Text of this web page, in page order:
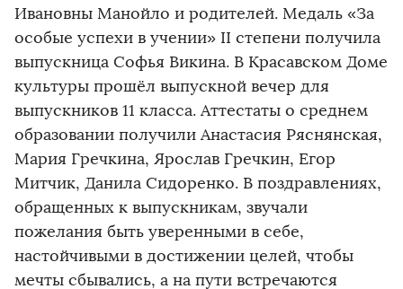
Ивановны Манойло и родителей. Медаль «За
особые успехи в учении» II степени получила
выпускница Софья Викина. В Красавском Доме
культуры прошёл выпускной вечер для
выпускников 11 класса. Аттестаты о среднем
образовании получили Анастасия Ряснянская,
Мария Гречкина, Ярослав Гречкин, Егор
Митчик, Данила Сидоренко. В поздравлениях,
обращенных к выпускникам, звучали
пожелания быть уверенными в себе,
настойчивыми в достижении целей, чтобы
мечты сбывались, а на пути встречаются